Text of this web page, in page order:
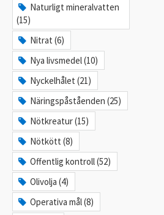
Naturligt mineralvatten
(15)
Nitrat (6)
Nya livsmedel (10)
Nyckelhålet (21)
Näringspåståenden (25)
Nötkreatur (15)
Nötkött (8)
Offentlig kontroll (52)
Olivolja (4)
Operativa mål (8)